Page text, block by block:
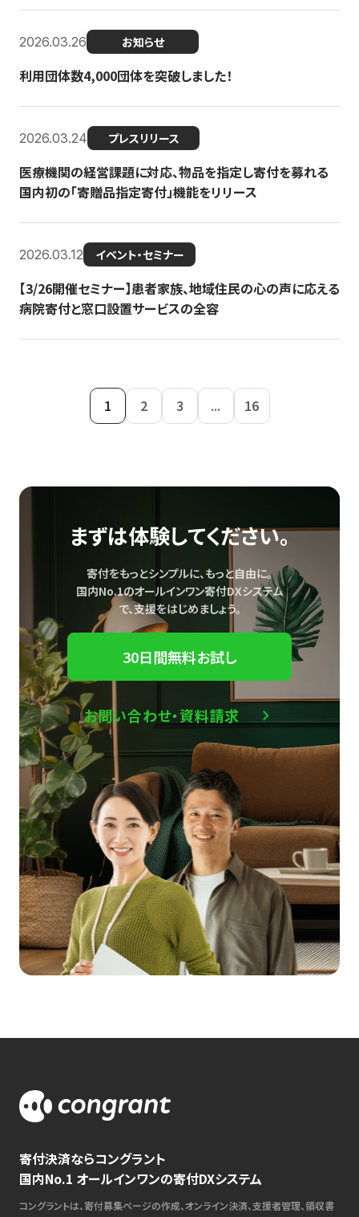
2026.03.26 お知らせ
利用団体数4,000団体を突破しました！
2026.03.24 プレスリリース
医療機関の経営課題に対応、物品を指定し寄付を募れる
国内初の「寄贈品指定寄付」機能をリリース
2026.03.12 イベント・セミナー
【3/26開催セミナー】患者家族、地域住民の心の声に応える
病院寄付と窓口設置サービスの全容
1 2 3 ... 16
まずは体験してください。
寄付をもっとシンプルに、もっと自由に。
国内No.1のオールインワン寄付DXシステム
で、支援をはじめましょう。
30日間無料お試し
お問い合わせ・資料請求
寄付決済ならコングラント
国内No.1 オールインワンの寄付DXシステム
コングラントは、寄付募集ページの作成、オンライン決済、支援者管理、領収書